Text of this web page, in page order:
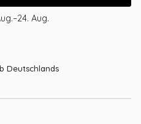
Aug.
Deutschlands